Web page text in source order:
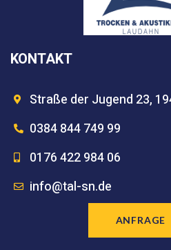
KONTAKT
Straße der Jugend 23,
0384 844 749 99
0176 422 984 06
info@tal-sn.de
ANFRAGE